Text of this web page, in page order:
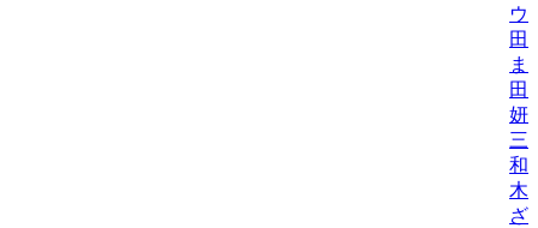
ウ
田
ま
田
妍/
三
和
木
ざ